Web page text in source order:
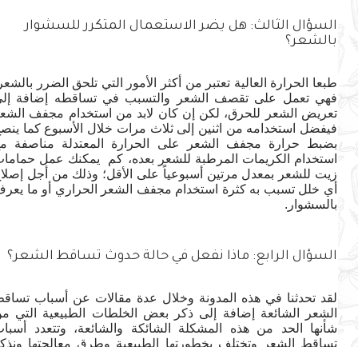
السؤال الثالث: هل يضر الاستعمال المتكرر للسشوار
بالشعر؟
طبعا الحرارة العالية تعتبر من أكثر الأمور التي تلحق الضرر بالشعر؛
فهي تعمل على تقصف الشعر والتسبب في تساقطه إضافة إلى
تعريض الشعر للحرق، لكن إن كان لابد من استخدام مجفف الشعر
فيفضل استخدامه من اثنين إلى ثلاث مرات خلال الأسبوع كما ينصح
بضبط حرارة مجفف الشعر على الحرارة المعتدلة مناصفة مع
استخدام الكريمات المرطبة للشعر بعده، كم يمكنك عمل حمامات
زيت للشعر بمعدل مرتين أسبوعياً على الأقل؛ وذلك من أجل إصلاح
أي خلل تسبب به كثرة استخدام مجفف الشعر الحراري أو ما يعرف
بالسشوار.
السؤال الرابع: ماذا نفعل في حالة حدوث تساقط الشعر؟
لقد تحدثنا في هذه المدونة وخلال عدة مقالات عن أسباب تساقط
الشعر الشائعة إضافة إلى ذكر بعض الخلطات الطبيعية التي من
شأنها الحد من هذه المشكلة الشائكة والشائعة، وتتعدد أسباب
تساقط الشعر وتختلف بخطورتها الطبيعية وطرق معالجتها ونذكر